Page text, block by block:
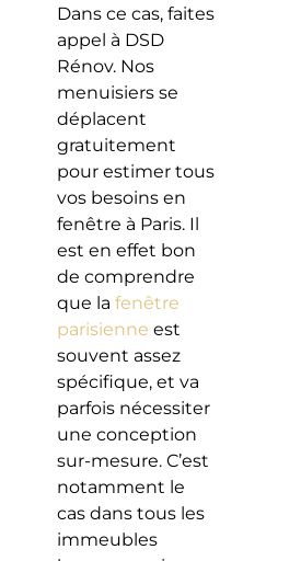
Dans ce cas, faites
appel à DSD
Rénov. Nos
menuisiers se
déplacent
gratuitement
pour estimer tous
vos besoins en
fenêtre à Paris. Il
est en effet bon
de comprendre
que la fenêtre
parisienne est
souvent assez
spécifique, et va
parfois nécessiter
une conception
sur-mesure. C’est
notamment le
cas dans tous les
immeubles